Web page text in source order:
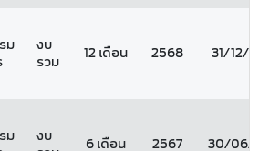
ม
งบ
รวม
12 เดือน 2568 31/12/
ม
งบ
6 เดือน 2567 30/06/